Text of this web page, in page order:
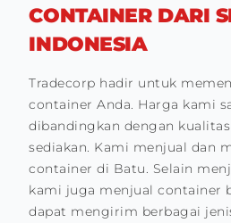
CONTAINER DARI
INDONESIA
Tradecorp hadir untuk
container Anda. Harga kami
dibandingkan dengan
sediakan. Kami menjual dan
container di Batu. Selain
kami juga menjual container
dapat mengirim berbagai